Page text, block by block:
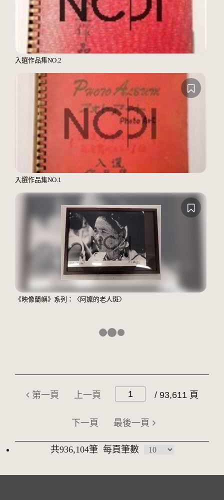
入選作品集NO.2
入選作品集NO.1
《映像蘭嶼》系列：〈阿嬤的老人斑〉
第一頁 上一頁 / 93,611 頁
下一頁 最後一頁
共936,104筆 每頁筆數